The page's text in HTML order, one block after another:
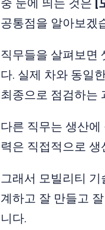
공통점을 알아보겠
직무들을 살펴보면
다. 실제 차와 동일
최종으로 점검하는
다른 직무는 생산
력은 직접적으로
그래서 모빌리티
계하고 잘 만들고
니다.